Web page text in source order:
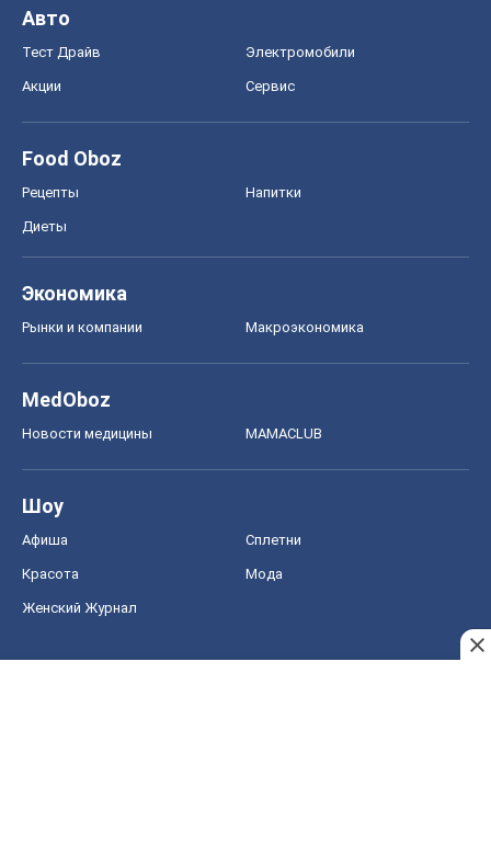
Авто
Тест Драйв Электромобили
Акции Сервис
Food Oboz
Рецепты Напитки
Диеты
Экономика
Рынки и компании Mакроэкономика
MedOboz
Новости медицины MAMACLUB
Шоу
Афиша Сплетни
Красота Мода
Женский Журнал